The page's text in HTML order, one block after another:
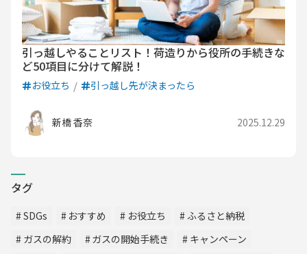
引っ越しやることリスト！荷造りから役所の手続きな
ど50項目に分けて解説！
お役立ち 引っ越し先が決まったら
新橋 香奈 2025.12.29
タグ
SDGs おすすめ お役立ち
ふるさと納税
ガスの解約
ガスの開始手続き
キャンペーン